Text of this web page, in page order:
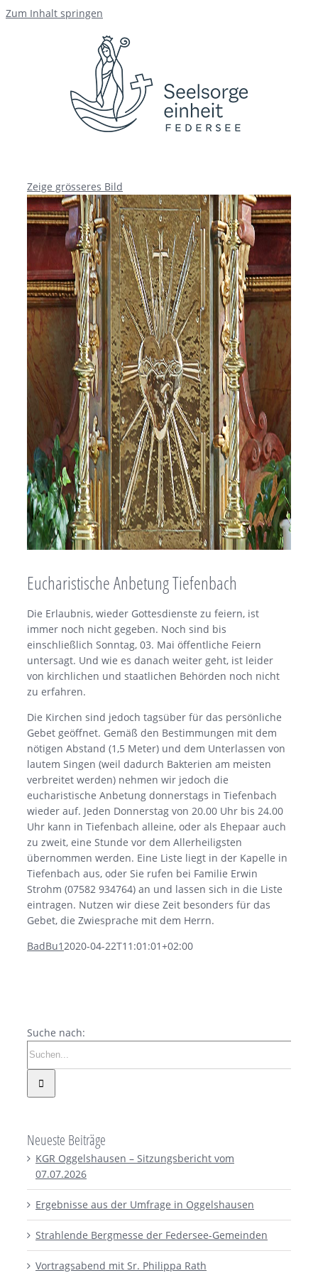
Zum Inhalt springen
Zeige grösseres Bild
Eucharistische Anbetung Tiefenbach
Die Erlaubnis, wieder Gottesdienste zu feiern, ist
immer noch nicht gegeben. Noch sind bis
einschließlich Sonntag, 03. Mai öffentliche Feiern
untersagt. Und wie es danach weiter geht, ist leider
von kirchlichen und staatlichen Behörden noch nicht
zu erfahren.
Die Kirchen sind jedoch tagsüber für das persönliche
Gebet geöffnet. Gemäß den Bestimmungen mit dem
nötigen Abstand (1,5 Meter) und dem Unterlassen von
lautem Singen (weil dadurch Bakterien am meisten
verbreitet werden) nehmen wir jedoch die
eucharistische Anbetung donnerstags in Tiefenbach
wieder auf. Jeden Donnerstag von 20.00 Uhr bis 24.00
Uhr kann in Tiefenbach alleine, oder als Ehepaar auch
zu zweit, eine Stunde vor dem Allerheiligsten
übernommen werden. Eine Liste liegt in der Kapelle in
Tiefenbach aus, oder Sie rufen bei Familie Erwin
Strohm (07582 934764) an und lassen sich in die Liste
eintragen. Nutzen wir diese Zeit besonders für das
Gebet, die Zwiesprache mit dem Herrn.
BadBu1 2020-04-22T11:01:01+02:00
Suche nach:
Neueste Beiträge
KGR Oggelshausen – Sitzungsbericht vom
07.07.2026
Ergebnisse aus der Umfrage in Oggelshausen
Strahlende Bergmesse der Federsee-Gemeinden
Vortragsabend mit Sr. Philippa Rath